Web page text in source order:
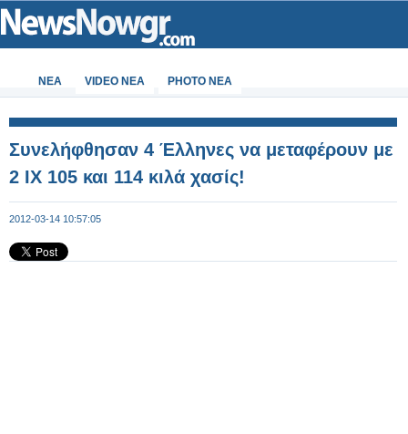
ΝΕΑ VIDEO NEA PHOTO NEA
Συνελήφθησαν 4 Έλληνες να μεταφέρουν με
2 ΙΧ 105 και 114 κιλά χασίς!
2012-03-14 10:57:05